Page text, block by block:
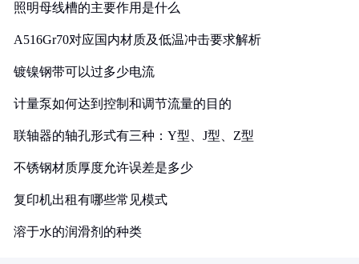
照明母线槽的主要作用是什么
A516Gr70对应国内材质及低温冲击要求解析
镀镍钢带可以过多少电流
计量泵如何达到控制和调节流量的目的
联轴器的轴孔形式有三种：Y型、J型、Z型
不锈钢材质厚度允许误差是多少
复印机出租有哪些常见模式
溶于水的润滑剂的种类